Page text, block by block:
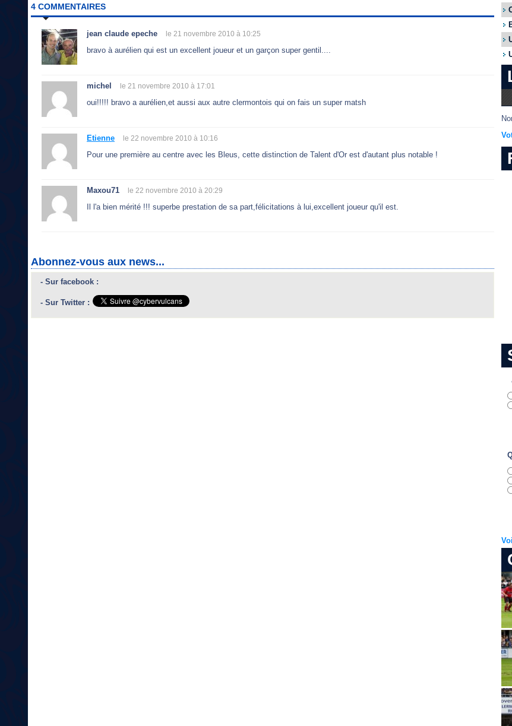
4 COMMENTAIRES
jean claude epeche le 21 novembre 2010 à 10:25
bravo à aurélien qui est un excellent joueur et un garçon super gentil....
michel le 21 novembre 2010 à 17:01
oui!!!!! bravo a aurélien,et aussi aux autre clermontois qui on fais un super matsh
Etienne le 22 novembre 2010 à 10:16
Pour une première au centre avec les Bleus, cette distinction de Talent d'Or est d'autant plus notable !
Maxou71 le 22 novembre 2010 à 20:29
Il l'a bien mérité !!! superbe prestation de sa part,félicitations à lui,excellent joueur qu'il est.
Abonnez-vous aux news...
- Sur facebook :
- Sur Twitter :